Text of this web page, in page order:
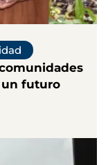
un futuro